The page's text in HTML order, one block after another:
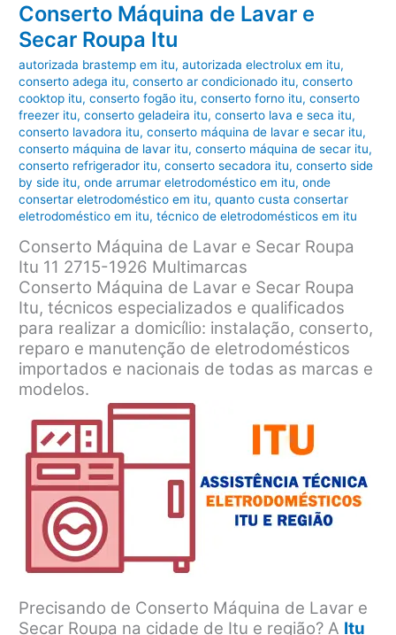
Conserto Máquina de Lavar e
Secar Roupa Itu
autorizada brastemp em itu,autorizada electrolux em itu,
conserto adega itu,conserto ar condicionado itu,conserto
cooktop itu,conserto fogão itu,conserto forno itu,conserto
freezer itu,conserto geladeira itu,conserto lava e seca itu,
conserto lavadora itu,conserto máquina de lavar e secar itu,
conserto máquina de lavar itu,conserto máquina de secar itu,
conserto refrigerador itu,conserto secadora itu,conserto side
by side itu,onde arrumar eletrodoméstico em itu,onde
consertar eletrodoméstico em itu,quanto custa consertar
eletrodoméstico em itu,técnico de eletrodomésticos em itu
Conserto Máquina de Lavar e Secar Roupa
Itu 11 2715-1926 Multimarcas
Conserto Máquina de Lavar e Secar Roupa
Itu, técnicos especializados e qualificados
para realizar a domicílio: instalação, conserto,
reparo e manutenção de eletrodomésticos
importados e nacionais de todas as marcas e
modelos.
Precisando de Conserto Máquina de Lavar e
Secar Roupa na cidade de Itu e região? A Itu